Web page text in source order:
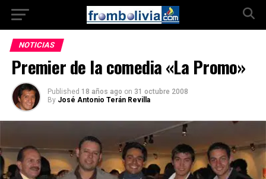
NOTICIAS
Premier de la comedia «La Promo»
Published 18 años ago on 31 octubre 2008
By José Antonio Terán Revilla